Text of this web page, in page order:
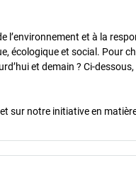
l’environnement et à la
écologique et social. Pour
et demain ? Ci-
sur notre initiative en